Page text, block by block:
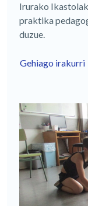
Irurako
praktika
duzue.
Gehiago irakurri